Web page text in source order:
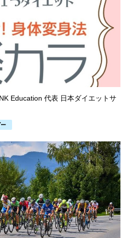
Education 代表 日本ダイエットサ